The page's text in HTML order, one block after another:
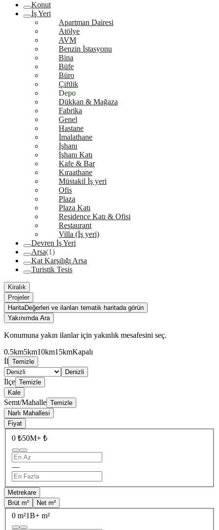
Konut
İş Yeri
Apartman Dairesi
Atölye
AVM
Benzin İstasyonu
Bina
Büfe
Büro
Çiftlik
Depo
Dükkan & Mağaza
Fabrika
Genel
Hastane
İmalathane
İşhanı
İşhanı Katı
Kafe & Bar
Kıraathane
Müstakil İş yeri
Ofis
Plaza
Plaza Katı
Residence Katı & Ofisi
Restaurant
Villa (İş yeri)
Devren İş Yeri
Arsa(1)
Kat Karşılığı Arsa
Turistik Tesis
Kiralık
Projeler
HaritaDeğerleri ve ilanları tematik haritada görün
Yakınımda Ara
Konumuna yakın ilanlar için yakınlık mesafesini seç.
0.5km5km10km15kmKapalı
İl Temizle
Denizli
İlçe Temizle
Kale
Semt/Mahalle Temizle
Narlı Mahallesi
Fiyat
0 ₺50M+ ₺
—
Metrekare
Brüt m²
Net m²
0 m²1B+ m²